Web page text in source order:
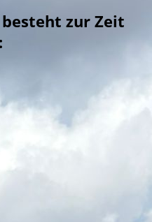
zur Zeit